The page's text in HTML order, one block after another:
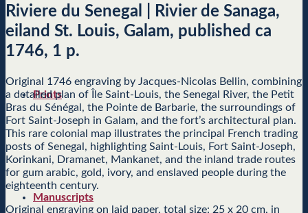
Prints
Manuscripts
Riviere du Senegal | Rivier de Sanaga,
eiland St. Louis, Galam, published ca
1746, 1 p.
Original 1746 engraving by Jacques-Nicolas Bellin, combining
a detailed plan of Île Saint-Louis, the Senegal River, the Petit
Bras du Sénégal, the Pointe de Barbarie, the surroundings of
Fort Saint-Joseph in Galam, and the fort’s architectural plan.
This rare colonial map illustrates the principal French trading
posts of Senegal, highlighting Saint-Louis, Fort Saint-Joseph,
Korinkani, Dramanet, Mankanet, and the inland trade routes
for gum arabic, gold, ivory, and enslaved people during the
eighteenth century.
Original engraving on laid paper, total size: 25 x 20 cm, in